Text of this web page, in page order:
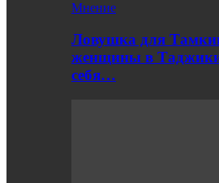
Мнение
Ловушка для
женщины в
себя…